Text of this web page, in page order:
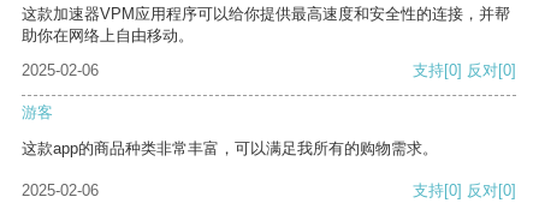
这款加速器VPM应用程序可以给你提供最高速度和安全性的连接，并帮
助你在网络上自由移动。
2025-02-06
支持[0] 反对[0]
游客
这款app的商品种类非常丰富，可以满足我所有的购物需求。
2025-02-06 支持[0] 反对[0]